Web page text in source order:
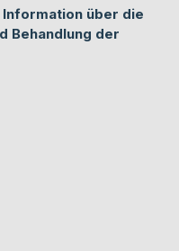
über die
Behandlung der